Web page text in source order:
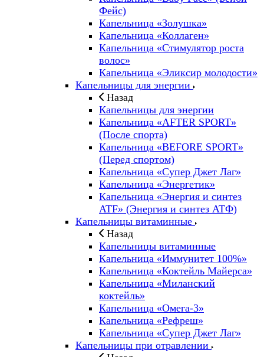
Фейс)
Капельница «Золушка»
Капельница «Коллаген»
Капельница «Стимулятор роста
волос»
Капельница «Эликсир молодости»
Капельницы для энергии
Назад
Капельницы для энергии
Капельница «AFTER SPORT»
(После спорта)
Капельница «BEFORE SPORT»
(Перед спортом)
Капельница «Супер Джет Лаг»
Капельница «Энергетик»
Капельница «Энергия и синтез
ATF» (Энергия и синтез АТФ)
Капельницы витаминные
Назад
Капельницы витаминные
Капельница «Иммунитет 100%»
Капельница «Коктейль Майерса»
Капельница «Миланский
коктейль»
Капельница «Омега-3»
Капельница «Рефреш»
Капельница «Супер Джет Лаг»
Капельницы при отравлении